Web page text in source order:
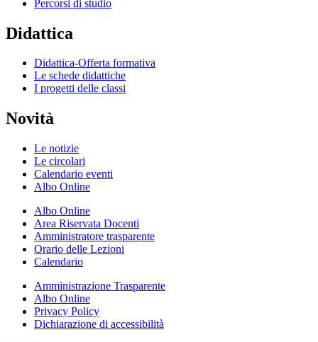
Percorsi di studio
Didattica
Didattica-Offerta formativa
Le schede didattiche
I progetti delle classi
Novità
Le notizie
Le circolari
Calendario eventi
Albo Online
Albo Online
Area Riservata Docenti
Amministratore trasparente
Orario delle Lezioni
Calendario
Amministrazione Trasparente
Albo Online
Privacy Policy
Dichiarazione di accessibilità